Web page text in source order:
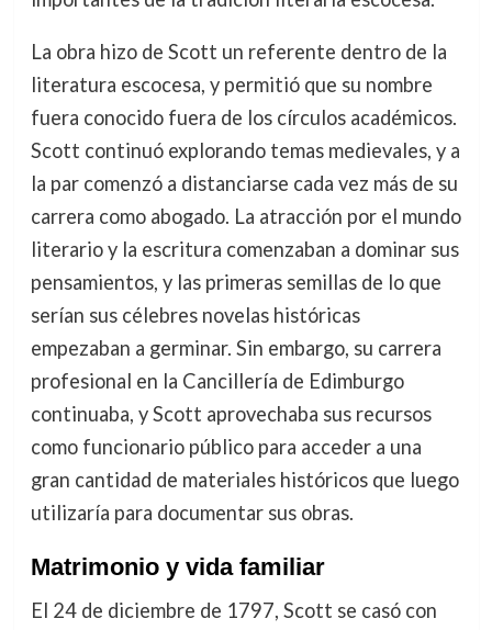
La obra hizo de Scott un referente dentro de la
literatura escocesa, y permitió que su nombre
fuera conocido fuera de los círculos académicos.
Scott continuó explorando temas medievales, y a
la par comenzó a distanciarse cada vez más de su
carrera como abogado. La atracción por el mundo
literario y la escritura comenzaban a dominar sus
pensamientos, y las primeras semillas de lo que
serían sus célebres novelas históricas
empezaban a germinar. Sin embargo, su carrera
profesional en la Cancillería de Edimburgo
continuaba, y Scott aprovechaba sus recursos
como funcionario público para acceder a una
gran cantidad de materiales históricos que luego
utilizaría para documentar sus obras.
Matrimonio y vida familiar
El 24 de diciembre de 1797, Scott se casó con